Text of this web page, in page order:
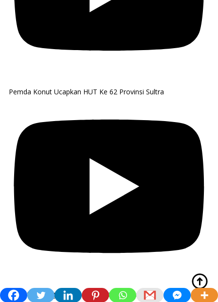
Pemda Konut Ucapkan HUT Ke 62 Provinsi Sultra
Camat Padangguni Promosi Wisata Batu Lapis